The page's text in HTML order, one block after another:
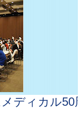
ディカル